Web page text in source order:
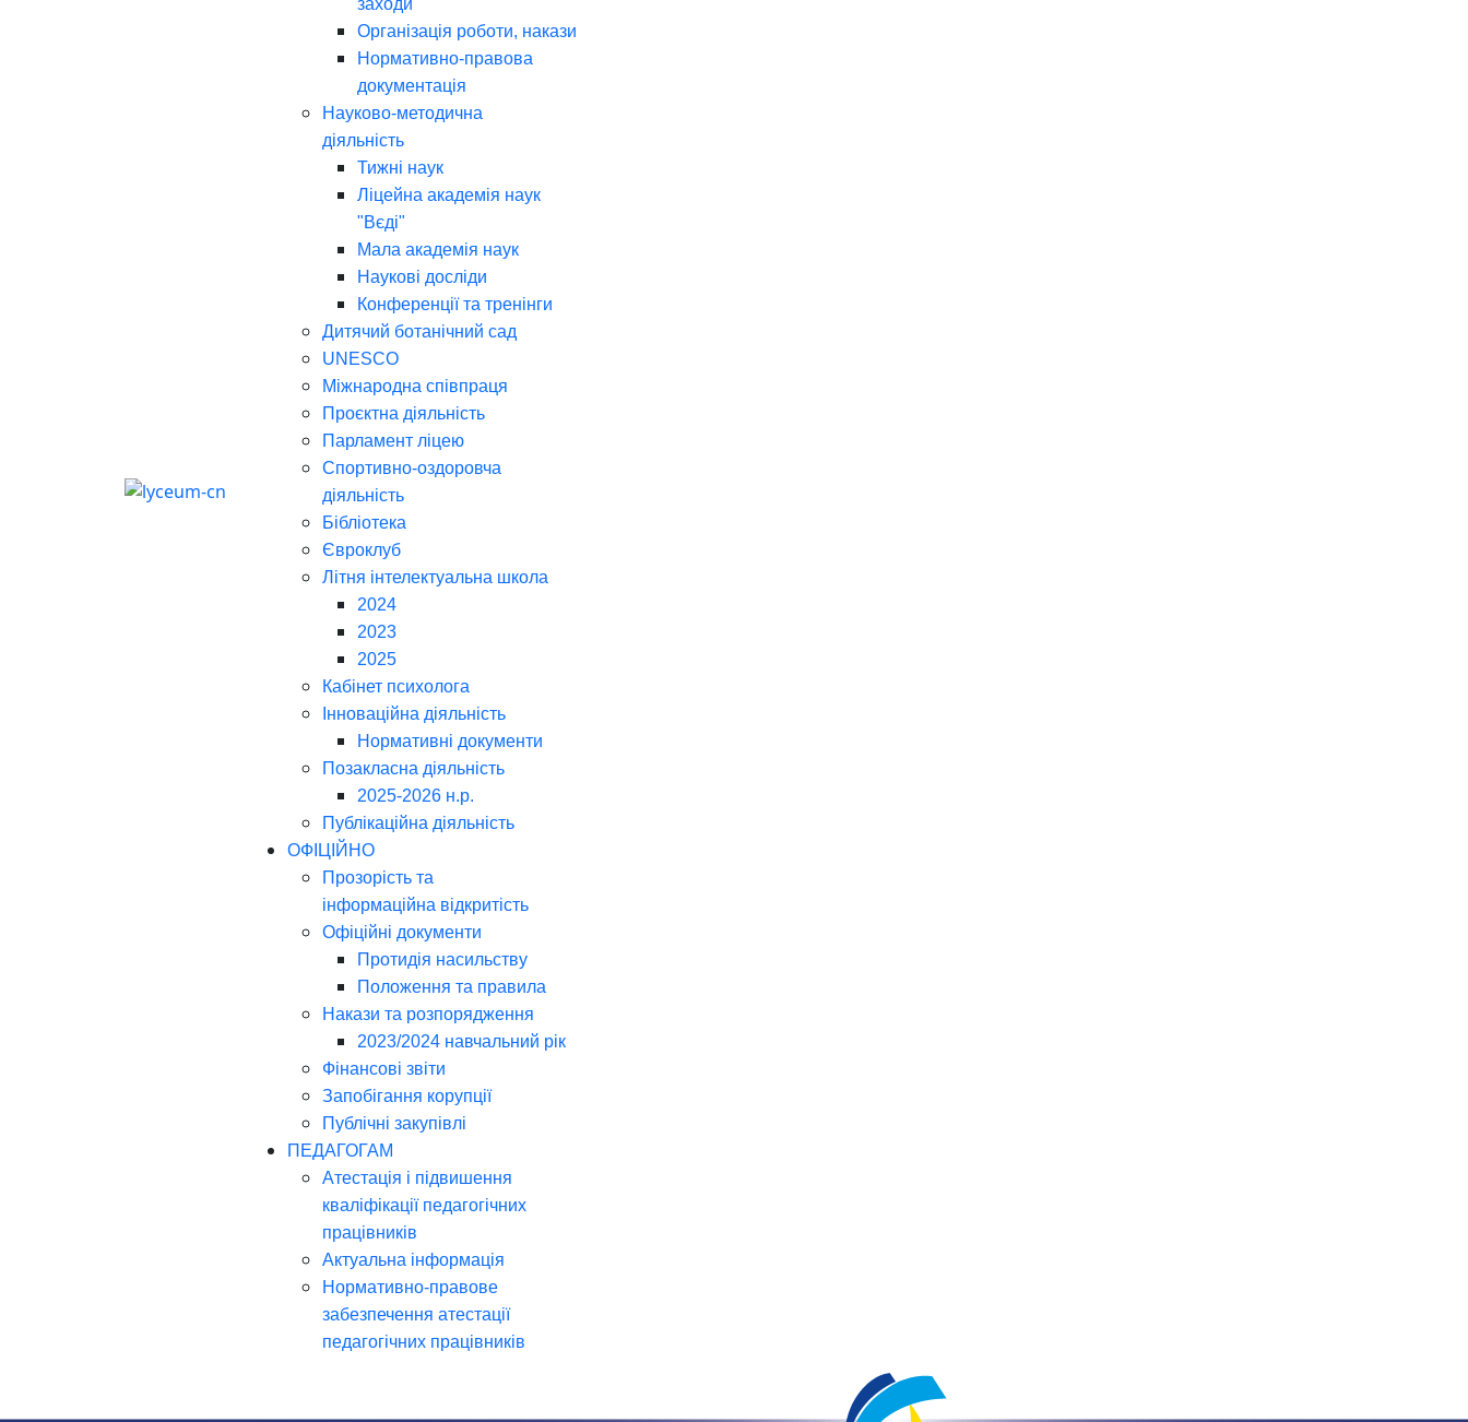
заходи
Організація роботи, накази
Нормативно-правова
документація
Науково-методична
діяльність
Тижні наук
Ліцейна академія наук
"Вєді"
Мала академія наук
Наукові досліди
Конференції та тренінги
Дитячий ботанічний сад
UNESCO
Міжнародна співпраця
Проєктна діяльність
Парламент ліцею
Спортивно-оздоровча
діяльність
Бібліотека
Євроклуб
Літня інтелектуальна школа
2024
2023
2025
Кабінет психолога
Інноваційна діяльність
Нормативні документи
Позакласна діяльність
2025-2026 н.р.
Публікаційна діяльність
ОФІЦІЙНО
Прозорість та
інформаційна відкритість
Офіційні документи
Протидія насильству
Положення та правила
Накази та розпорядження
2023/2024 навчальний рік
Фінансові звіти
Запобігання корупції
Публічні закупівлі
ПЕДАГОГАМ
Атестація і підвишення
кваліфікації педагогічних
працівників
Актуальна інформація
Нормативно-правове
забезпечення атестації
педагогічних працівників